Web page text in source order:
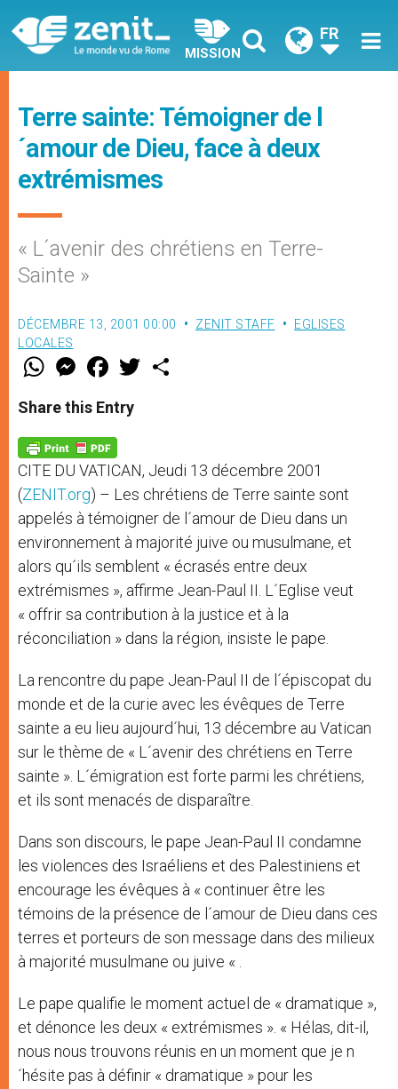
MISSION
FR
Terre sainte: Témoigner de l
´amour de Dieu, face à deux
extrémismes
« L´avenir des chrétiens en Terre-
Sainte »
DÉCEMBRE 13, 2001 00:00 ZENIT STAFF
EGLISES
LOCALES
W
t
s
p
p
M
e
s
e
g
e
r
F
a
e
b
o
k
w
Share this Entry
CITE DU VATICAN, Jeudi 13 décembre 2001
(ZENIT.org) – Les chrétiens de Terre sainte sont
appelés à témoigner de l´amour de Dieu dans un
environnement à majorité juive ou musulmane, et
alors qu´ils semblent « écrasés entre deux
extrémismes », affirme Jean-Paul II. L´Eglise veut
« offrir sa contribution à la justice et à la
réconciliation » dans la région, insiste le pape.
La rencontre du pape Jean-Paul II de l´épiscopat du
monde et de la curie avec les évêques de Terre
sainte a eu lieu aujourd´hui, 13 décembre au Vatican
sur le thème de « L´avenir des chrétiens en Terre
sainte ». L´émigration est forte parmi les chrétiens,
et ils sont menacés de disparaître.
Dans son discours, le pape Jean-Paul II condamne
les violences des Israéliens et des Palestiniens et
encourage les évêques à « continuer être les
témoins de la présence de l´amour de Dieu dans ces
terres et porteurs de son message dans des milieux
à majorité musulmane ou juive « .
Le pape qualifie le moment actuel de « dramatique »,
et dénonce les deux « extrémismes ». « Hélas, dit-il,
nous nous trouvons réunis en un moment que je n
´hésite pas à définir « dramatique » pour les